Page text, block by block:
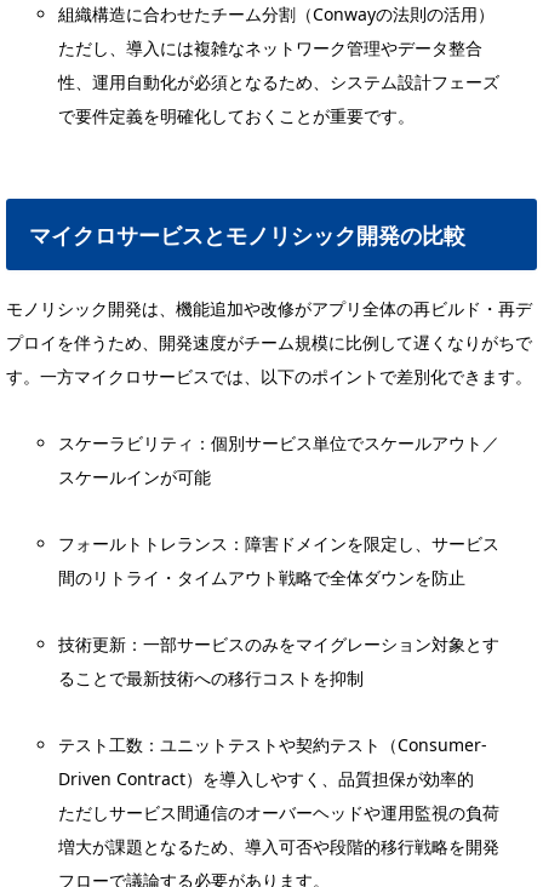
組織構造に合わせたチーム分割（Conwayの法則の活用）
ただし、導入には複雑なネットワーク管理やデータ整合
性、運用自動化が必須となるため、システム設計フェーズ
で要件定義を明確化しておくことが重要です。
マイクロサービスとモノリシック開発の比較
モノリシック開発は、機能追加や改修がアプリ全体の再ビルド・再デ
プロイを伴うため、開発速度がチーム規模に比例して遅くなりがちで
す。一方マイクロサービスでは、以下のポイントで差別化できます。
スケーラビリティ：個別サービス単位でスケールアウト／
スケールインが可能
フォールトトレランス：障害ドメインを限定し、サービス
間のリトライ・タイムアウト戦略で全体ダウンを防止
技術更新：一部サービスのみをマイグレーション対象とす
ることで最新技術への移行コストを抑制
テスト工数：ユニットテストや契約テスト（Consumer-
Driven Contract）を導入しやすく、品質担保が効率的
ただしサービス間通信のオーバーヘッドや運用監視の負荷
増大が課題となるため、導入可否や段階的移行戦略を開発
フローで議論する必要があります。